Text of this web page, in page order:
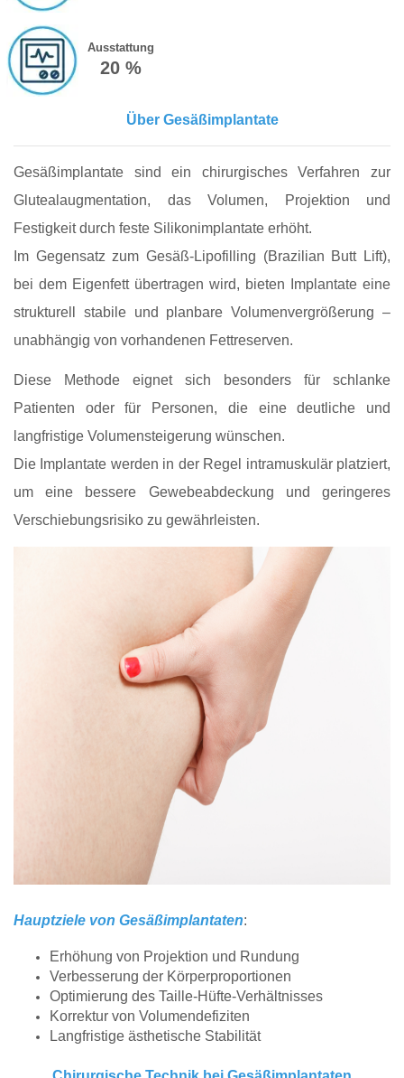
Ausstattung
20 %
Über Gesäßimplantate
Gesäßimplantate sind ein chirurgisches Verfahren zur
Glutealaugmentation, das Volumen, Projektion und
Festigkeit durch feste Silikonimplantate erhöht.
Im Gegensatz zum Gesäß-Lipofilling (Brazilian Butt Lift),
bei dem Eigenfett übertragen wird, bieten Implantate eine
strukturell stabile und planbare Volumenvergrößerung –
unabhängig von vorhandenen Fettreserven.
Diese Methode eignet sich besonders für schlanke
Patienten oder für Personen, die eine deutliche und
langfristige Volumensteigerung wünschen.
Die Implantate werden in der Regel intramuskulär platziert,
um eine bessere Gewebeabdeckung und geringeres
Verschiebungsrisiko zu gewährleisten.
Hauptziele von Gesäßimplantaten:
Erhöhung von Projektion und Rundung
Verbesserung der Körperproportionen
Optimierung des Taille-Hüfte-Verhältnisses
Korrektur von Volumendefiziten
Langfristige ästhetische Stabilität